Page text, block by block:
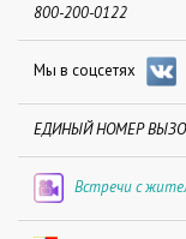
800-200-0122
Мы в соцсетях
ЕДИНЫЙ НОМЕР
Встречи с